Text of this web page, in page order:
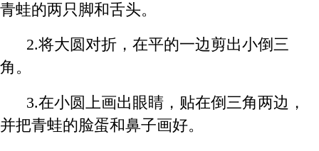
青蛙的两只脚和舌头。
2.将大圆对折，在平的一边剪出小倒三
角。
3.在小圆上画出眼睛，贴在倒三角两边，
并把青蛙的脸蛋和鼻子画好。